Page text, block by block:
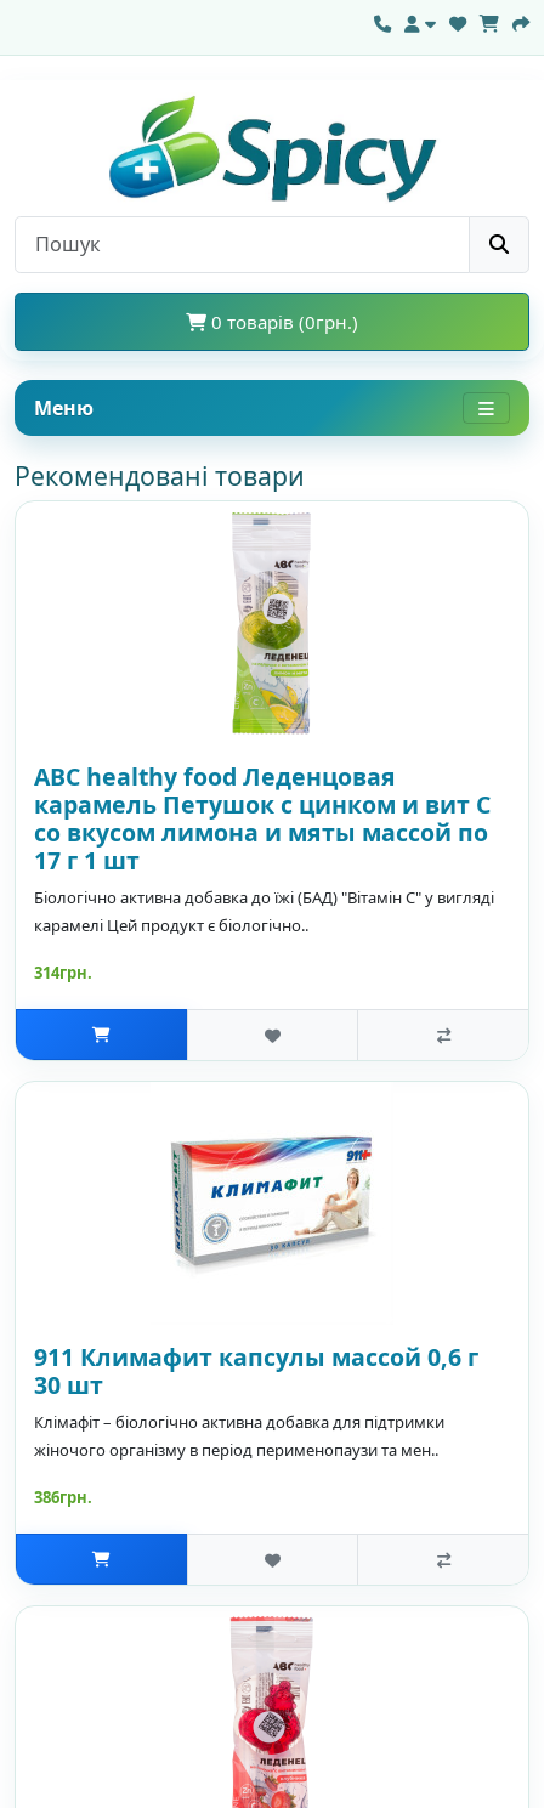
0 товарів (0грн.)
Меню
Рекомендовані товари
ABC healthy food Леденцовая
карамель Петушок с цинком и вит С
со вкусом лимона и мяты массой по
17 г 1 шт
Біологічно активна добавка до їжі (БАД) "Вітамін C" у вигляді
карамелі Цей продукт є біологічно..
314грн.
911 Климафит капсулы массой 0,6 г
30 шт
Клімафіт – біологічно активна добавка для підтримки
жіночого організму в період перименопаузи та мен..
386грн.